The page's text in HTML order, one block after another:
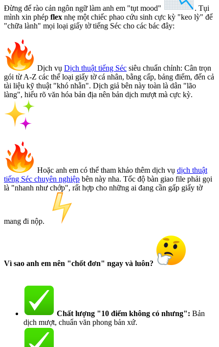
Đừng để rào cản ngôn ngữ làm anh em "tụt mood"
. Tụi
mình xin phép flex nhẹ một chiếc phao cứu sinh cực kỳ "keo lỳ" để
"chữa lành" mọi loại giấy tờ tiếng Séc cho các bác đây:
Dịch vụ Dịch thuật tiếng Séc siêu chuẩn chỉnh: Cân trọn
gói từ A-Z các thể loại giấy tờ cá nhân, bằng cấp, bảng điểm, đến cả
tài liệu kỹ thuật "khó nhằn". Dịch giả bên này toàn là dân "lão
làng", hiểu rõ văn hóa bản địa nên bản dịch mượt mà cực kỳ.
Hoặc anh em có thể tham khảo thêm dịch vụ dịch thuật
tiếng Séc chuyên nghiệp bên này nha. Tốc độ bàn giao file phải gọi
là "nhanh như chớp", rất hợp cho những ai đang cần gấp giấy tờ
mang đi nộp.
Vì sao anh em nên "chốt đơn" ngay và luôn?
Chất lượng "10 điểm không có nhưng": Bản
dịch mượt, chuẩn văn phong bản xứ.